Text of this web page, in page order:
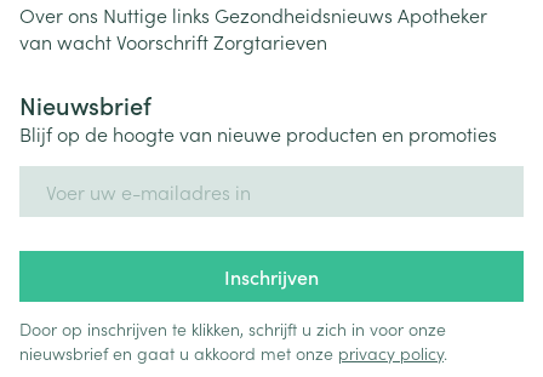
Over ons Nuttige links Gezondheidsnieuws Apotheker
van wachtVoorschriftZorgtarieven
Nieuwsbrief
Blijf op de hoogte van nieuwe producten en promoties
Inschrijven
Door op inschrijven te klikken, schrijft u zich in voor onze
nieuwsbrief en gaat u akkoord met onze privacy policy.